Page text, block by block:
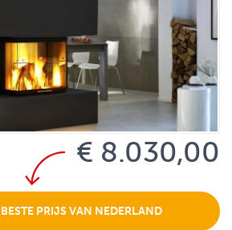
€ 8.030,00
PRIJS VAN NEDERLAND